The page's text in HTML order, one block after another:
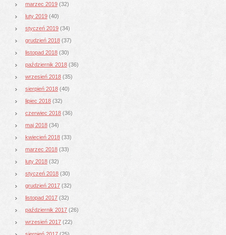
marzec 2019 (32)
luty 2019 (40)
styczeń 2019 (34)
grudzień 2018 (37)
listopad 2018 (30)
październik 2018 (36)
wrzesień 2018 (35)
sierpień 2018 (40)
lipiec 2018 (32)
czerwiec 2018 (36)
maj 2018 (34)
kwiecień 2018 (33)
marzec 2018 (33)
luty 2018 (32)
styczeń 2018 (30)
grudzień 2017 (32)
listopad 2017 (32)
październik 2017 (26)
wrzesień 2017 (22)